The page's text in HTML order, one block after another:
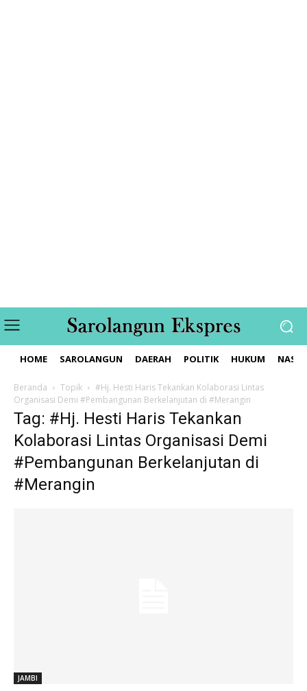
HOME SAROLANGUN DAERAH POLITIK HUKUM
Beranda Topik
#Hj. Hesti Haris Tekankan Kolaborasi Lintas
Organisasi Demi #Pembangunan Berkelanjutan di #Merangin
Tag: #Hj. Hesti Haris Tekankan
Kolaborasi Lintas Organisasi Demi
#Pembangunan Berkelanjutan di
#Merangin
JAMBI